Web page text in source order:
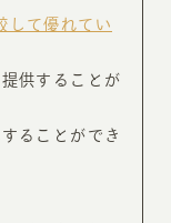
して優れてい
供することが
ることができ